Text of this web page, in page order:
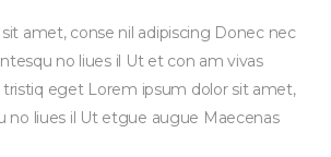
amet, conse nil adipiscing Donec nec
no liues il Ut et con am vivas
tristiq eget Lorem ipsum dolor sit amet,
no liues il Ut etgue augue Maecenas